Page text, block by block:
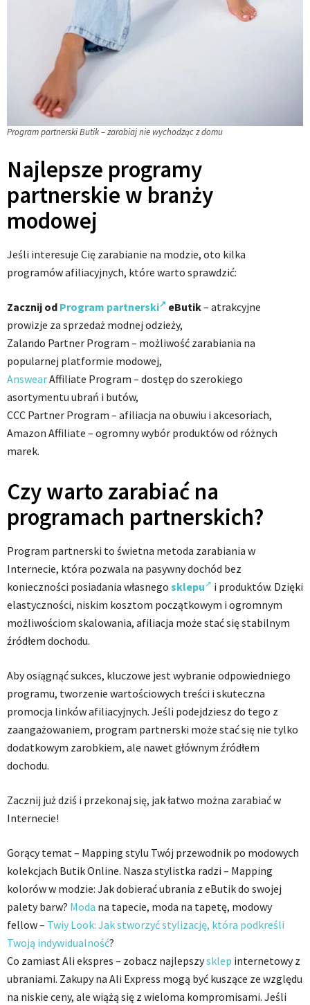
Program partnerski Butik – zarabiaj nie wychodząc z domu
Najlepsze programy
partnerskie w branży
modowej
Jeśli interesuje Cię zarabianie na modzie, oto kilka
programów afiliacyjnych, które warto sprawdzić:
Zacznij od Program partnerski eButik– atrakcyjne
prowizje za sprzedaż modnej odzieży,
Zalando Partner Program – możliwość zarabiania na
popularnej platformie modowej,
AnswearAffiliate Program – dostęp do szerokiego
asortymentu ubrań i butów,
CCC Partner Program – afiliacja na obuwiu i akcesoriach,
Amazon Affiliate – ogromny wybór produktów od różnych
marek.
Czy warto zarabiać na
programach partnerskich?
Program partnerski to świetna metoda zarabiania w
Internecie, która pozwala na pasywny dochód bez
konieczności posiadania własnego sklepu
i produktów. Dzięki
elastyczności, niskim kosztom początkowym i ogromnym
możliwościom skalowania, afiliacja może stać się stabilnym
źródłem dochodu.
Aby osiągnąć sukces, kluczowe jest wybranie odpowiedniego
programu, tworzenie wartościowych treści i skuteczna
promocja linków afiliacyjnych. Jeśli podejdziesz do tego z
zaangażowaniem, program partnerski może stać się nie tylko
dodatkowym zarobkiem, ale nawet głównym źródłem
dochodu.
Zacznij już dziś i przekonaj się, jak łatwo można zarabiać w
Internecie!
Gorący temat – Mapping stylu Twój przewodnik po modowych
kolekcjach Butik Online. Nasza stylistka radzi – Mapping
kolorów w modzie: Jak dobierać ubrania z eButik do swojej
palety barw? Moda na tapecie, moda na tapetę, modowy
fellow – Twiy Look: Jak stworzyć stylizację, która podkreśli
Twoją indywidualność?
Co zamiast Ali ekspres – zobacz najlepszysklep internetowy z
ubraniami. Zakupy na Ali Express mogą być kuszące ze względu
na niskie ceny, ale wiążą się z wieloma kompromisami. Jeśli